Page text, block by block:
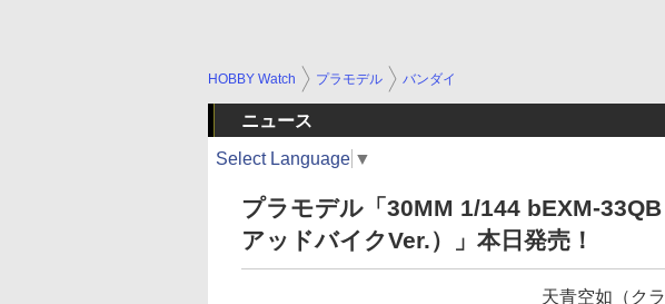
HOBBY Watch プラモデル バンダイ
ニュース
Select Language ▼
プラモデル「30MM 1/144 bEXM-
アッドバイクVer.）」本日発売！
天青空如（クラ